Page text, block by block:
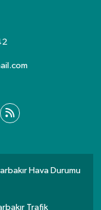
Hava Durumu
Trafik